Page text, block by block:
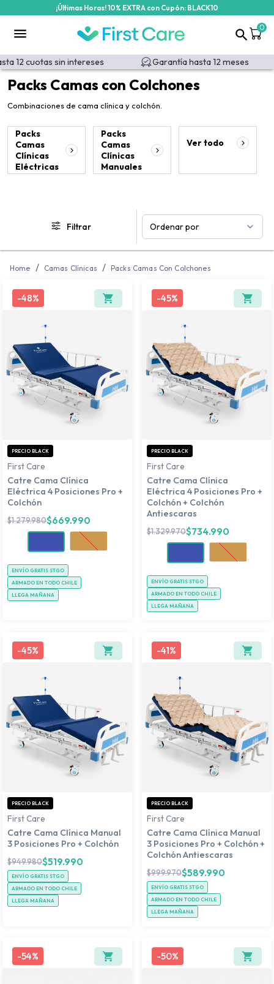
¡Últimas Horas! 10% EXTRA con Cupón: BLACK10
0
12 cuotas sin intereses Garantía hasta 12 meses
Packs Camas con Colchones
Combinaciones de cama clínica y colchón.
Packs
Camas
Clínicas
Eléctricas
Packs
Camas
Clínicas
Manuales
Ver todo
Filtrar Ordenar por
Home / Camas Clínicas / Packs Camas Con Colchones
-48%
PRECIO BLACK
First Care
Catre Cama Clínica
Eléctrica 4 Posiciones Pro +
Colchón
$1.279.980$669.990
ENVÍO GRATIS STGO
ARMADO EN TODO CHILE
LLEGA MAÑANA
-45%
PRECIO BLACK
First Care
Catre Cama Clínica
Eléctrica 4 Posiciones Pro +
Colchón + Colchón
Antiescaras
$1.329.970$734.990
ENVÍO GRATIS STGO
ARMADO EN TODO CHILE
LLEGA MAÑANA
-45%
PRECIO BLACK
First Care
Catre Cama Clínica Manual
3 Posiciones Pro + Colchón
$949.980$519.990
ENVÍO GRATIS STGO
ARMADO EN TODO CHILE
LLEGA MAÑANA
-41%
PRECIO BLACK
First Care
Catre Cama Clínica Manual
3 Posiciones Pro + Colchón +
Colchón Antiescaras
$999.970$589.990
ENVÍO GRATIS STGO
ARMADO EN TODO CHILE
LLEGA MAÑANA
-54% -50%
/categoria-producto/camas-clinicas/packs-camas-con-